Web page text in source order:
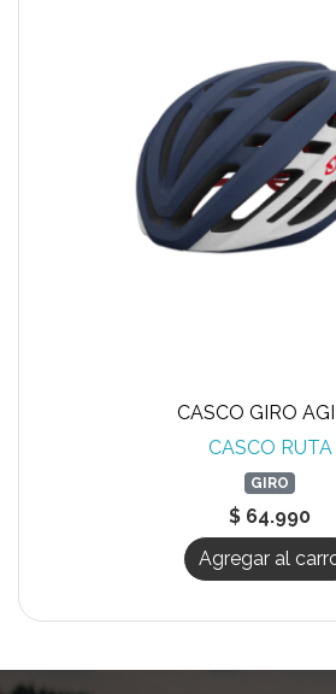
CASCO GIRO
CASCO RUTA
GIRO
$ 64.990
Agregar al